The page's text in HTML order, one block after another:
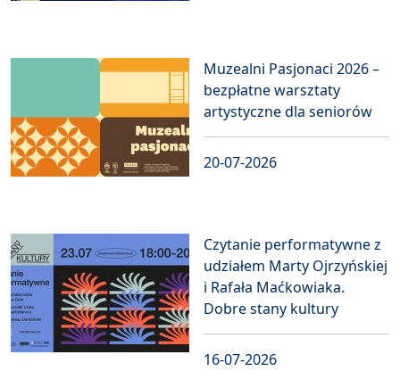
Muzealni Pasjonaci 2026 –
bezpłatne warsztaty
artystyczne dla seniorów
20-07-2026
Czytanie performatywne z
udziałem Marty Ojrzyńskiej
i Rafała Maćkowiaka.
Dobre stany kultury
16-07-2026